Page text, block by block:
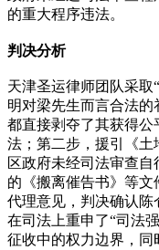
的重大程序违法。
判决分析
天津圣运律师团队采取
明对梁先生而言合法
都直接剥夺了其获得
法；第二步，援引《
区政府未经司法审查
的《搬离催告书》等
代理意见，判决确认
在司法上重申了“司法
征收中的权力边界，